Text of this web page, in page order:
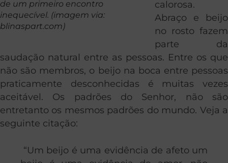
de um primeiro encontro
inequecível. (imagem via:
blinaspart.com)
calorosa.
Abraço e beijo
no rosto fazem
parte da
saudação natural entre as pessoas. Entre os que
não são membros, o beijo na boca entre pessoas
praticamente desconhecidas é muitas vezes
aceitável. Os padrões do Senhor, não são
entretanto os mesmos padrões do mundo. Veja a
seguinte citação:
“Um beijo é uma evidência de afeto um